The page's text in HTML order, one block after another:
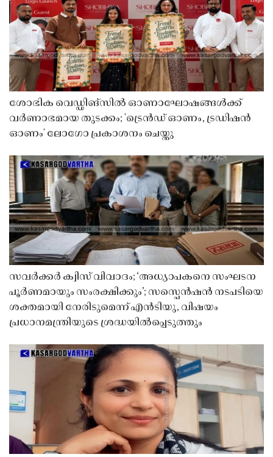
ശോഭിക വെഡ്ഡിങ്സിൽ ഓണാഘോഷങ്ങൾക്ക്
വർണാഭമായ തുടക്കം; 'ട്രെൻഡ് ഓണം, ട്രഡിഷൻ
ഓണം' ലോഗോ പ്രകാശനം ചെയ്തു
സവർക്കർ ക്വിസ് വിവാദം; ‘അധ്യാപകനെ സംഘടന
പൂർണമായും സംരക്ഷിക്കും’; സസ്പെൻഷൻ നടപടിയെ
ശക്തമായി നേരിടുമെന്ന് എൻടിയു, വിഷയം
പ്രധാനമന്ത്രിയുടെ ശ്രദ്ധയിൽപ്പെടുത്തും